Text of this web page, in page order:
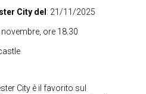
City del : 21/11/2025
ore 18.30
City è il favorito sul